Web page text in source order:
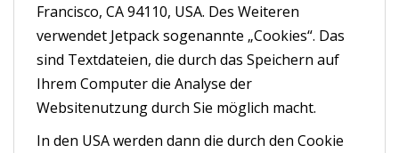
Francisco, CA 94110, USA. Des Weiteren
verwendet Jetpack sogenannte „Cookies“. Das
sind Textdateien, die durch das Speichern auf
Ihrem Computer die Analyse der
Websitenutzung durch Sie möglich macht.
In den USA werden dann die durch den Cookie